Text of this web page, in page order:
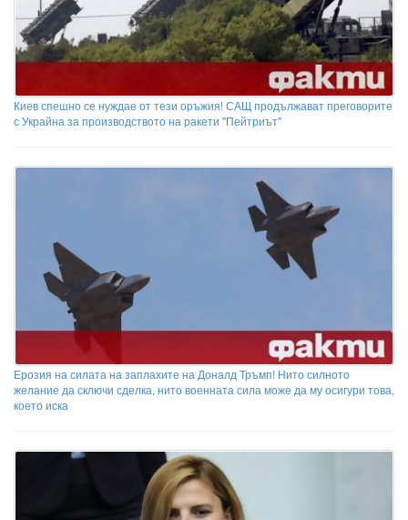
Киев спешно се нуждае от тези оръжия! САЩ продължават преговорите
с Украйна за производството на ракети "Пейтриът"
Ерозия на силата на заплахите на Доналд Тръмп! Нито силното
желание да сключи сделка, нито военната сила може да му осигури това,
което иска